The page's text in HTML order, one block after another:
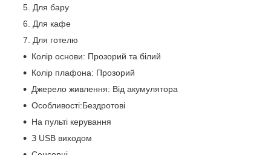
Для бару
Для кафе
Для готелю
Колір основи: Прозорий та білий
Колір плафона: Прозорий
Джерело живлення: Від акумулятора
Особливості:Бездротові
На пульті керування
З USB виходом